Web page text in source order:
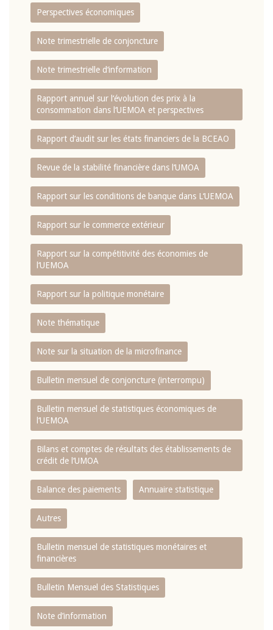
Perspectives économiques
Note trimestrielle de conjoncture
Note trimestrielle d‘information
Rapport annuel sur l‘évolution des prix à la
consommation dans l‘UEMOA et perspectives
Rapport d‘audit sur les états financiers de la BCEAO
Revue de la stabilité financière dans l‘UMOA
Rapport sur les conditions de banque dans L‘UEMOA
Rapport sur le commerce extérieur
Rapport sur la compétitivité des économies de
l‘UEMOA
Rapport sur la politique monétaire
Note thématique
Note sur la situation de la microfinance
Bulletin mensuel de conjoncture (interrompu)
Bulletin mensuel de statistiques économiques de
l‘UEMOA
Bilans et comptes de résultats des établissements de
crédit de l‘UMOA
Balance des paiements Annuaire statistique
Autres
Bulletin mensuel de statistiques monétaires et
financières
Bulletin Mensuel des Statistiques
Note d’information